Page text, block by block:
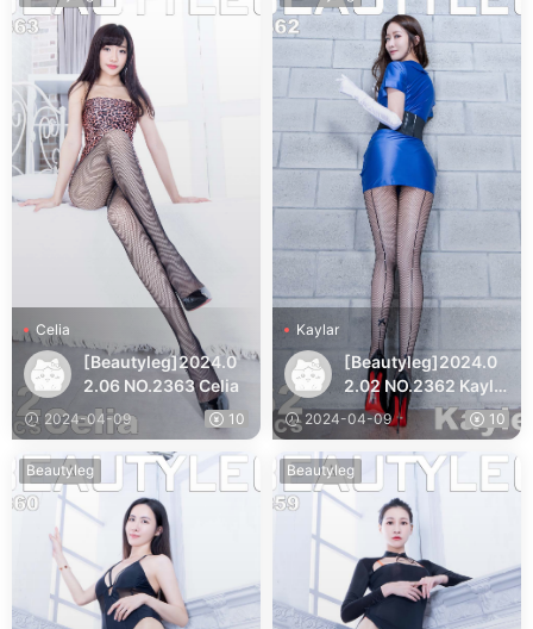
Celia
[Beautyleg]2024.0
2.06 NO.2363 Celia
2024-04-09 10
Kaylar
[Beautyleg]2024.0
2.02 NO.2362 Kayla
r
2024-04-09 10
Beautyleg Beautyleg